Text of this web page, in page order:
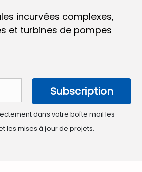
incurvées complexes,
et turbines de pompes
Subscription
dans votre boîte mail les
les mises à jour de projets.